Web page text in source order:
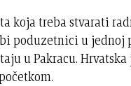
koja treba stvarati
poduzetnici u
u Pakracu.